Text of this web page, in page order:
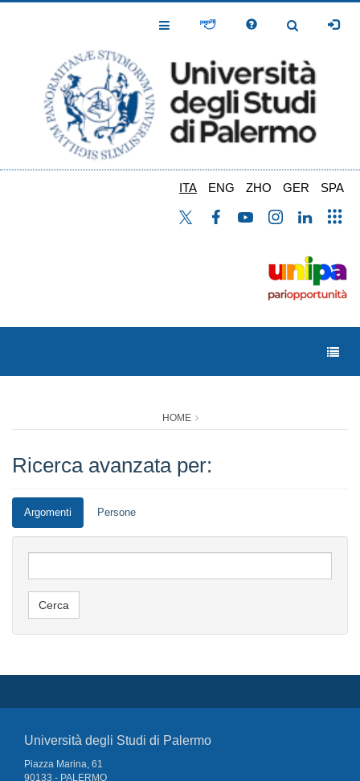
Toggle
Toggle
ITA ENG ZHO GER SPA
HOME
Ricerca avanzata per:
Argomenti Persone
Università degli Studi di Palermo
Piazza Marina, 61
90133 - PALERMO